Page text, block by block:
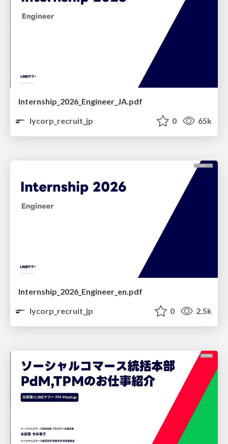
Internship_2026_Engineer_JA.pdf
lycorp_recruit_jp
0 65k
Internship_2026_Engineer_en.pdf
lycorp_recruit_jp
0 2.5k